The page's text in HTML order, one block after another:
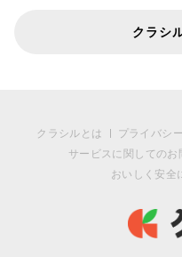
クラシ
クラシルとは プライバシ
サービスに関してのお
おいしく安全